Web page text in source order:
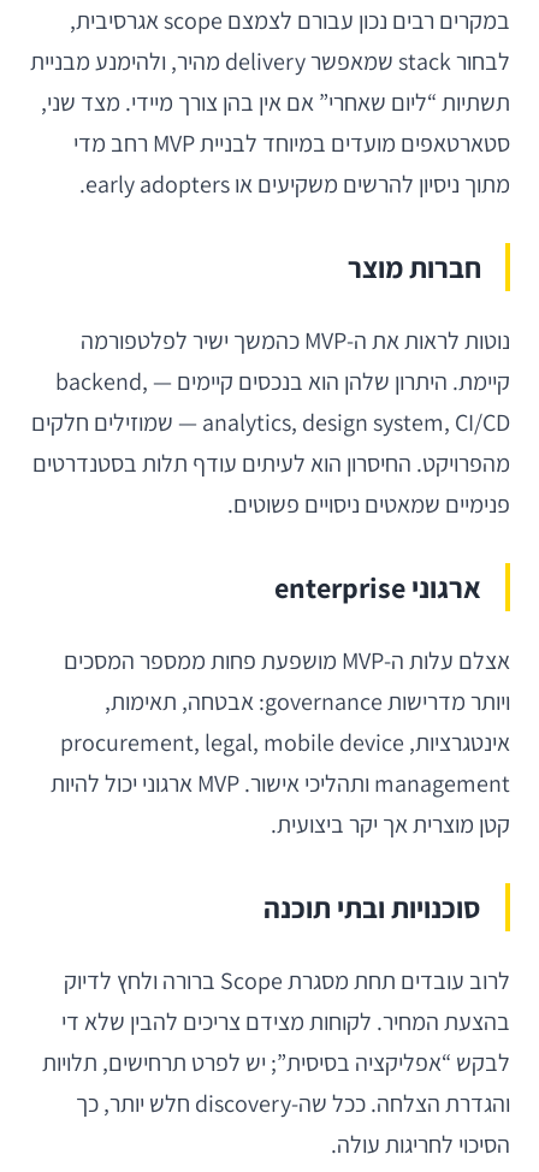
במקרים רבים נכון עבורם לצמצם scope אגרסיבית,
לבחור stack שמאפשר delivery מהיר, ולהימנע מבניית
תשתיות “ליום שאחרי” אם אין בהן צורך מיידי. מצד שני,
סטארטאפים מועדים במיוחד לבניית MVP רחב מדי
מתוך ניסיון להרשים משקיעים או early adopters.
חברות מוצר
נוטות לראות את ה-MVP כהמשך ישיר לפלטפורמה
קיימת. היתרון שלהן הוא בנכסים קיימים — backend,
analytics, design system, CI/CD — שמוזילים חלקים
מהפרויקט. החיסרון הוא לעיתים עודף תלות בסטנדרטים
פנימיים שמאטים ניסויים פשוטים.
ארגוני enterprise
אצלם עלות ה-MVP מושפעת פחות ממספר המסכים
ויותר מדרישות governance: אבטחה, תאימות,
אינטגרציות, procurement, legal, mobile device
management ותהליכי אישור. MVP ארגוני יכול להיות
קטן מוצרית אך יקר ביצועית.
סוכנויות ובתי תוכנה
לרוב עובדים תחת מסגרת Scope ברורה ולחץ לדיוק
בהצעת המחיר. לקוחות מצידם צריכים להבין שלא די
לבקש “אפליקציה בסיסית”; יש לפרט תרחישים, תלויות
והגדרת הצלחה. ככל שה-discovery חלש יותר, כך
הסיכוי לחריגות עולה.